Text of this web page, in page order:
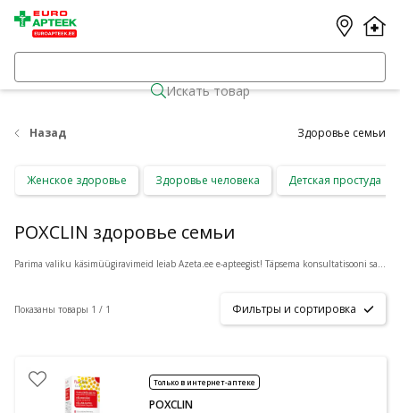
Искать товар
Назад Здоровье семьи
Женское здоровье Здоровье человека Детская простуда
POXCLIN здоровье семьи
Parima valiku käsimüügiravimeid leiab Azeta.ee e-apteegist! Täpsema konsultatisooni saamiseks vajuta toote all olevale nupule
Показаны товары 1 / 1 Фильтры и сортировка
Только в интернет-аптеке
POXCLIN